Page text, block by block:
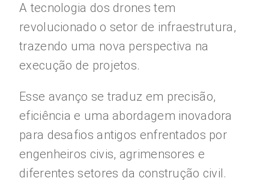
A tecnologia dos drones tem
revolucionado o setor de infraestrutura,
trazendo uma nova perspectiva na
execução de projetos.
Esse avanço se traduz em precisão,
eficiência e uma abordagem inovadora
para desafios antigos enfrentados por
engenheiros civis, agrimensores e
diferentes setores da construção civil.